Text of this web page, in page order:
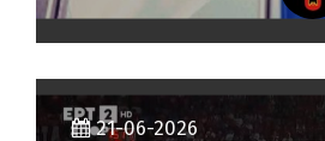
21-06-2026